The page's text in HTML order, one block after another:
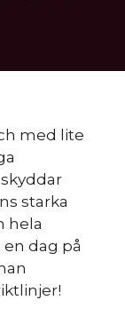
med lite
starka
hela
dag på